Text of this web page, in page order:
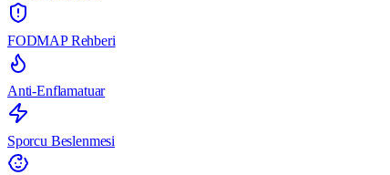
FODMAP Rehberi
Anti-Enflamatuar
Sporcu Beslenmesi